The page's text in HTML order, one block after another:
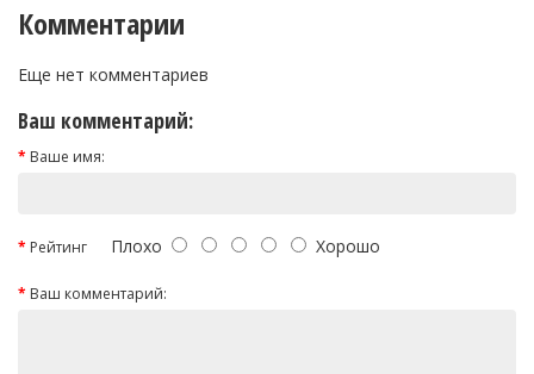
Комментарии
Еще нет комментариев
Ваш комментарий:
Ваше имя:
Рейтинг Плохо Хорошо
Ваш комментарий: